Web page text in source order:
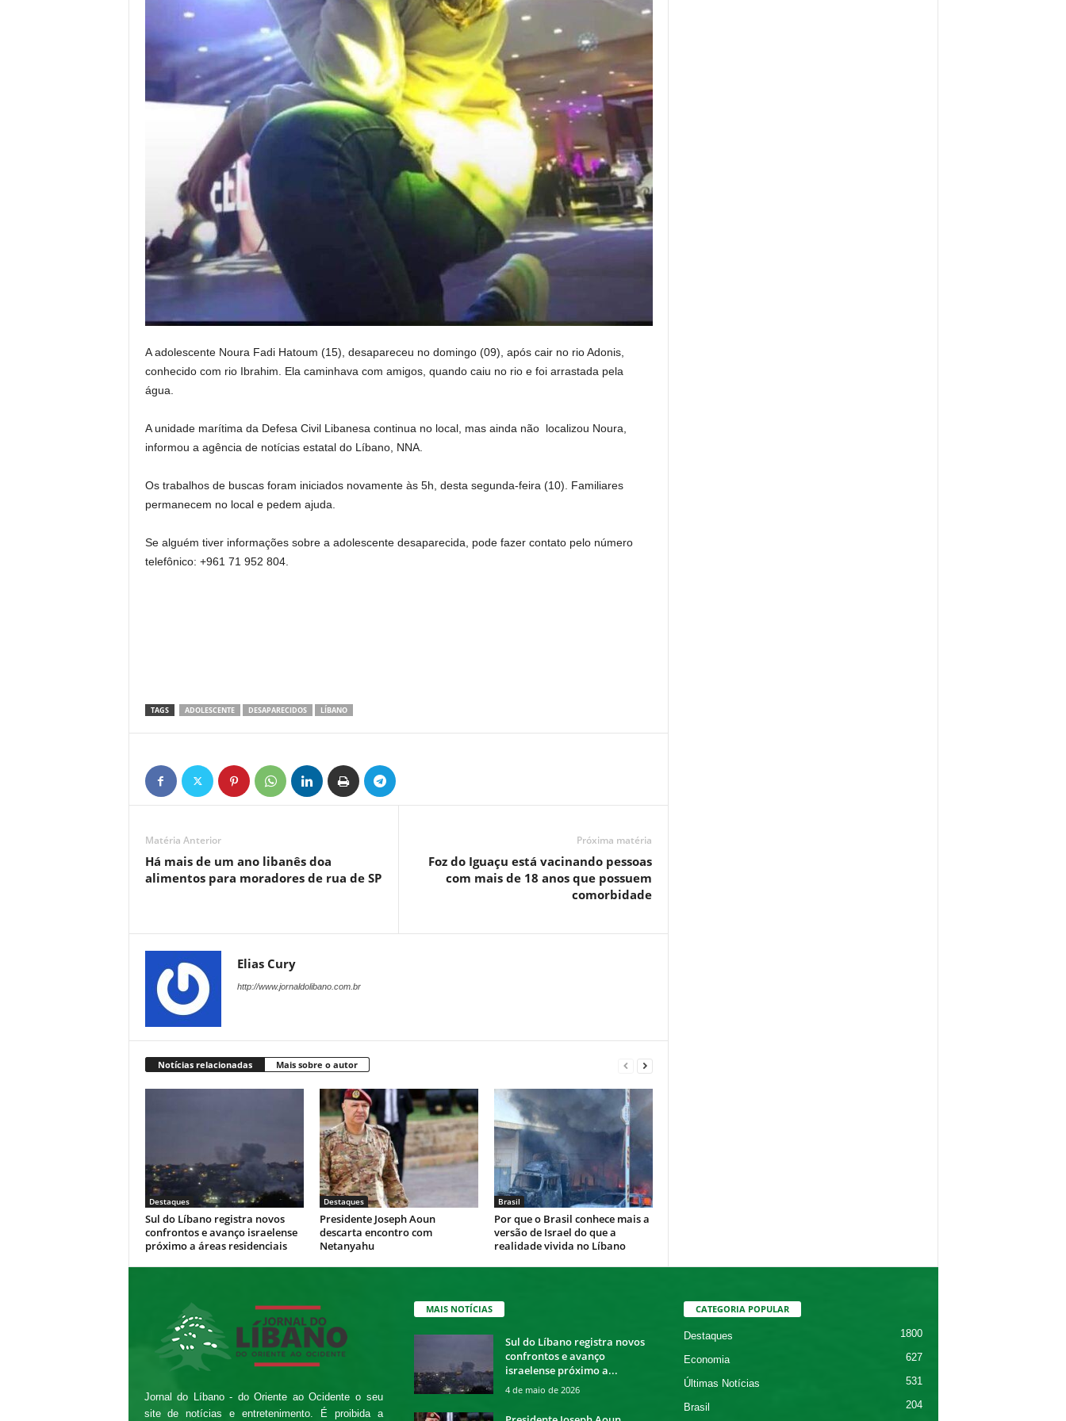
A adolescente Noura Fadi Hatoum (15), desapareceu no domingo (09), após cair no rio Adonis,
conhecido com rio Ibrahim. Ela caminhava com amigos, quando caiu no rio e foi arrastada pela
água.
A unidade marítima da Defesa Civil Libanesa continua no local, mas ainda não localizou Noura,
informou a agência de notícias estatal do Líbano, NNA.
Os trabalhos de buscas foram iniciados novamente às 5h, desta segunda-feira (10). Familiares
permanecem no local e pedem ajuda.
Se alguém tiver informações sobre a adolescente desaparecida, pode fazer contato pelo número
telefônico: +961 71 952 804.
TAGS ADOLESCENTE DESAPARECIDOS LÍBANO
Matéria Anterior
Há mais de um ano libanês doa
alimentos para moradores de rua de SP
Próxima matéria
Foz do Iguaçu está vacinando pessoas
com mais de 18 anos que possuem
comorbidade
Elias Cury
http://www.jornaldolibano.com.br
Notícias relacionadas Mais sobre o autor
Destaques
Sul do Líbano registra novos
confrontos e avanço israelense
próximo a áreas residenciais
Destaques
Presidente Joseph Aoun
descarta encontro com
Netanyahu
Brasil
Por que o Brasil conhece mais a
versão de Israel do que a
realidade vivida no Líbano
Jornal do Líbano - do Oriente ao Ocidente o seu
site de notícias e entretenimento. É proibida a
MAIS NOTÍCIAS
Sul do Líbano registra novos
confrontos e avanço
israelense próximo a...
4 de maio de 2026
CATEGORIA POPULAR
Destaques 1800
Economia 627
Últimas Notícias 531
Brasil 204